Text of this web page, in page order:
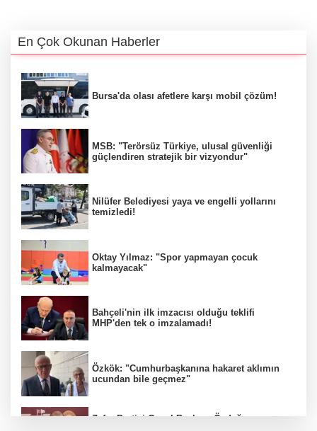
En Çok Okunan Haberler
Bursa'da olası afetlere karşı mobil çözüm!
MSB: "Terörsüz Türkiye, ulusal güvenliği
güçlendiren stratejik bir vizyondur"
Nilüfer Belediyesi yaya ve engelli yollarını
temizledi!
Oktay Yılmaz: "Spor yapmayan çocuk
kalmayacak"
Bahçeli'nin ilk imzacısı olduğu teklifi
MHP'den tek o imzalamadı!
Özkök: "Cumhurbaşkanına hakaret aklımın
ucundan bile geçmez"
Zafer Partisi Genel Başkanı Özdağ: